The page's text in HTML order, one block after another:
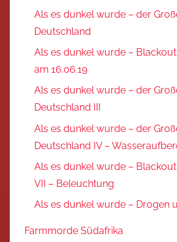
Als es dunkel wurde – der
Deutschland
Als es dunkel wurde –
am 16.06.19
Als es dunkel wurde – der
Deutschland III
Als es dunkel wurde – der
Deutschland IV –
Als es dunkel wurde –
VII – Beleuchtung
Als es dunkel wurde – Drogen
Farmmorde Südafrika